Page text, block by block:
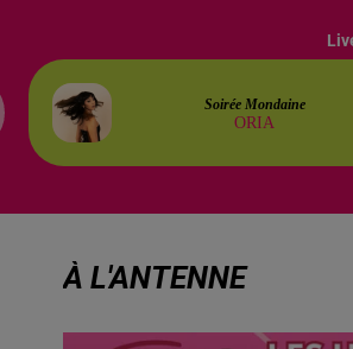
Soirée Mondaine
ORIA
À L'ANTENNE